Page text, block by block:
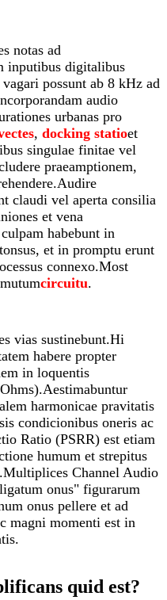
notas ad
inputibus digitalibus
possunt ab 8 kHz ad
audio
urbanas pro
, docking statioet
singulae finitae vel
praeamptionem,
claudi vel aperta consilia
et vena
habebunt in
et in promptu erunt
connexo.Most
circuitu.
vias sustinebunt.Hi
habere propter
in loquentis
harmonicae pravitatis
condicionibus oneris ac
Ratio (PSRR) est etiam
humum et strepitus
Channel Audio
onus" figurarum
onus pellere et ad
magni momenti est in
quid est?